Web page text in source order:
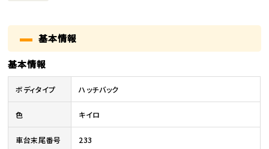
基本情報
基本情報
ボディタイプ ハッチバック
色 キイロ
車台末尾番号 233